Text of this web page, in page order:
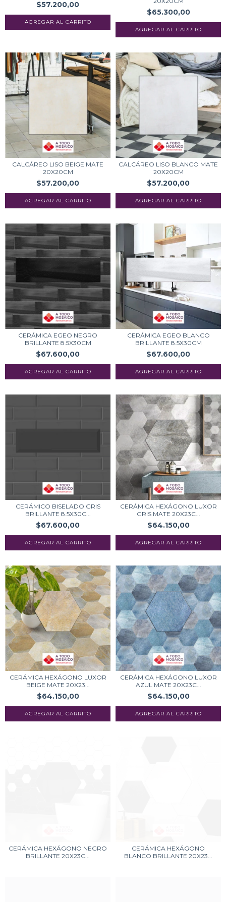
$57.200,00
$65.300,00
CALCÁREO LISO BEIGE MATE
20X20CM
$57.200,00
CALCÁREO LISO BLANCO MATE
20X20CM
$57.200,00
CERÁMICA EGEO NEGRO
BRILLANTE 8.5X30CM
$67.600,00
CERÁMICA EGEO BLANCO
BRILLANTE 8.5X30CM
$67.600,00
CERÁMICO BISELADO GRIS
BRILLANTE 8.5X30C...
$67.600,00
CERÁMICA HEXÁGONO LUXOR
GRIS MATE 20X23C...
$64.150,00
CERÁMICA HEXÁGONO LUXOR
BEIGE MATE 20X23...
$64.150,00
CERÁMICA HEXÁGONO LUXOR
AZUL MATE 20X23C...
$64.150,00
CERÁMICA HEXÁGONO NEGRO
BRILLANTE 20X23C...
CERÁMICA HEXÁGONO
BLANCO BRILLANTE 20X23...